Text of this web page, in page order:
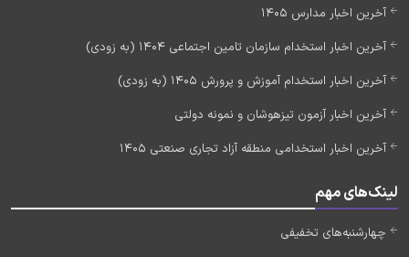
آخرین اخبار مدارس 1405
آخرین اخبار استخدام سازمان تامین اجتماعی 1404 (به زودی)
آخرین اخبار استخدام آموزش و پرورش 1405 (به زودی)
آخرین اخبار آزمون تیزهوشان و نمونه دولتی
آخرین اخبار استخدامی منطقه آزاد تجاری صنعتی 1405
لینک‌های مهم
چهارشنبه‌های تخفیفی